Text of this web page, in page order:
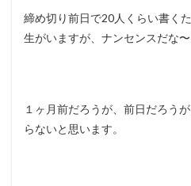
締め切り前日で20人くらい書く
生がいますが、ナンセンスだな〜
１ヶ月前だろうが、前日だろう
らないと思います。